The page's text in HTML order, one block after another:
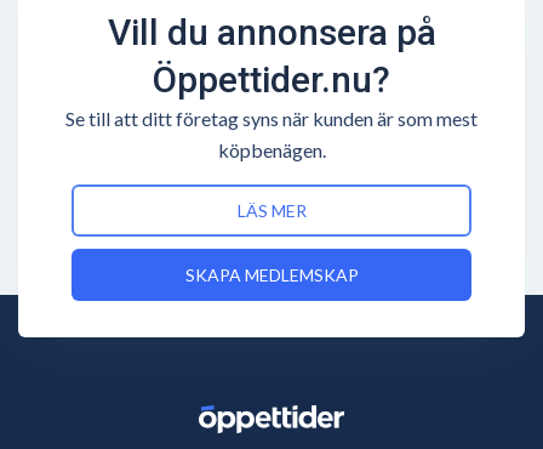
Vill du annonsera på
Öppettider.nu?
Se till att ditt företag syns när kunden är som mest
köpbenägen.
LÄS MER
SKAPA MEDLEMSKAP